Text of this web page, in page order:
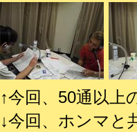
↑今回、50通以
↓今回、ホンマと